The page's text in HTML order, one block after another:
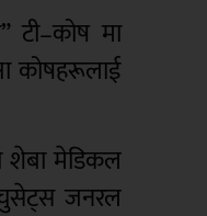
टी–कोष मा
कोषहरूलाई
शेबा मेडिकल
जनरल